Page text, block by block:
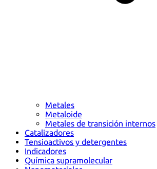
Metales
Metaloide
Metales de transición internos
Catalizadores
Tensioactivos y detergentes
Indicadores
Química supramolecular